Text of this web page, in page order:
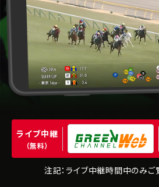
ライブ中継
（無料）
注記：ライブ中継時間中のみご